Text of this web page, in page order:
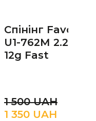
Спінінг Favorite
U1-762М 2.28m
12g Fast
1 500 UAН
1 350 UAН